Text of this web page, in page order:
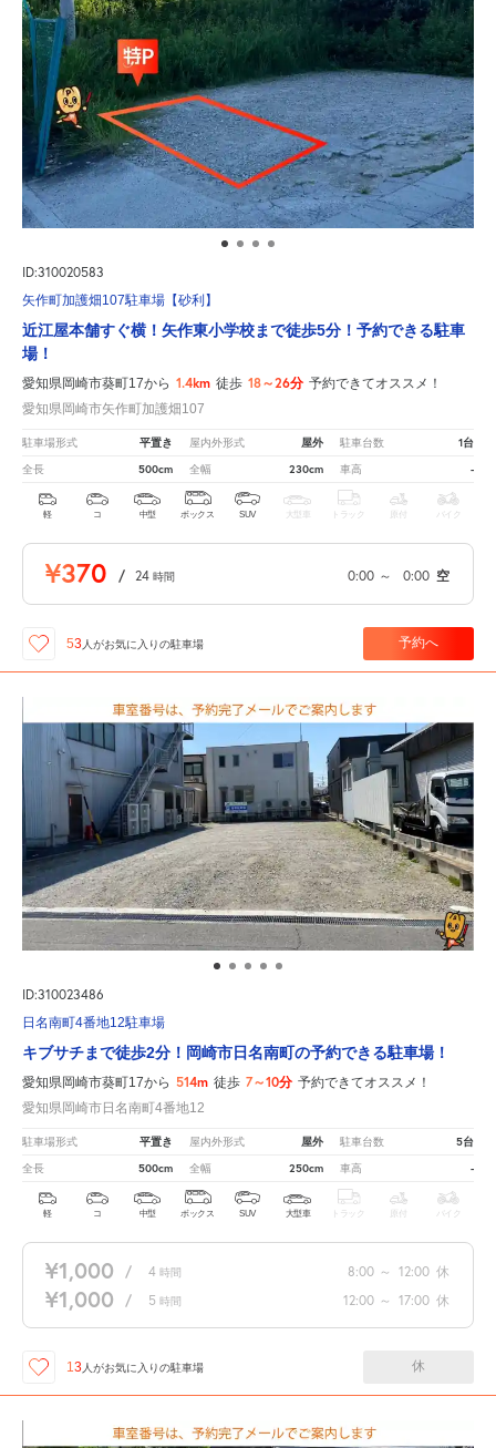
ID:310020583
矢作町加護畑107駐車場【砂利】
近江屋本舗すぐ横！矢作東小学校まで徒歩5分！予約できる駐車
場！
愛知県岡崎市葵町17から 1.4km 徒歩 18～26分 予約できてオススメ！
愛知県岡崎市矢作町加護畑107
駐車場形式 平置き 屋内外形式 屋外 駐車台数 1台
全長 500cm 全幅 230cm 車高 -
軽 コ 中型 ボックス SUV 大型車 トラック 原付 バイク
¥370 / 24 時間 0:00 ～ 0:00 空
53 人がお気に入りの駐車場 予約へ
ID:310023486
日名南町4番地12駐車場
キブサチまで徒歩2分！岡崎市日名南町の予約できる駐車場！
愛知県岡崎市葵町17から 514m 徒歩 7～10分 予約できてオススメ！
愛知県岡崎市日名南町4番地12
駐車場形式 平置き 屋内外形式 屋外 駐車台数 5台
全長 500cm 全幅 250cm 車高 -
軽 コ 中型 ボックス SUV 大型車 トラック 原付 バイク
¥1,000 / 4 時間 8:00 ～ 12:00 休
¥1,000 / 5 時間 12:00 ～ 17:00 休
13 人がお気に入りの駐車場 休